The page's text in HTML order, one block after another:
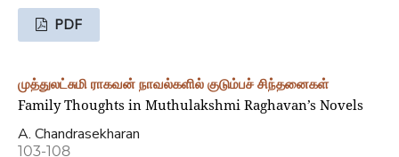
PDF
முத்துலட்சுமி ராகவன் நாவல்களில் குடும்பச் சிந்தனைகள்
Family Thoughts in Muthulakshmi Raghavan’s Novels
A. Chandrasekharan
103-108